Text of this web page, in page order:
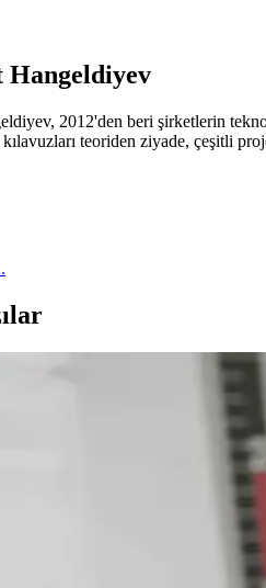
2012'den beri şirketlerin
teoriden ziyade, çeşitli